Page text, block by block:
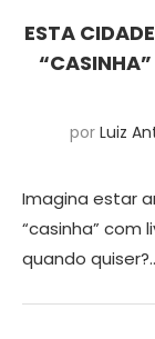
ESTA
por Luiz
Imagina estar
“casinha” com
quando